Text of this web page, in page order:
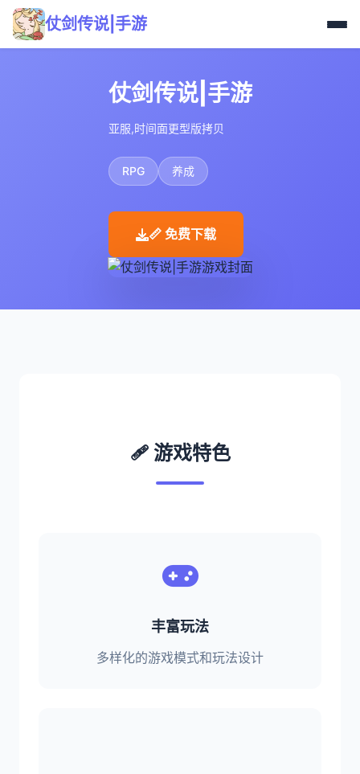
仗剑传说|手游
仗剑传说|手游
亚服,时间面更型版拷贝
RPG 养成
📏 免费下载
🩹 游戏特色
丰富玩法
多样化的游戏模式和玩法设计